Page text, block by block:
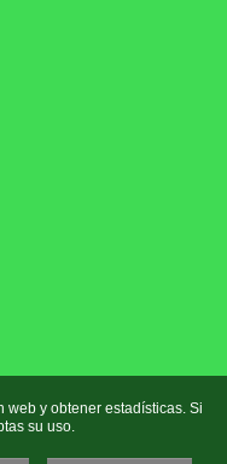
y obtener estadísticas. Si
su uso.